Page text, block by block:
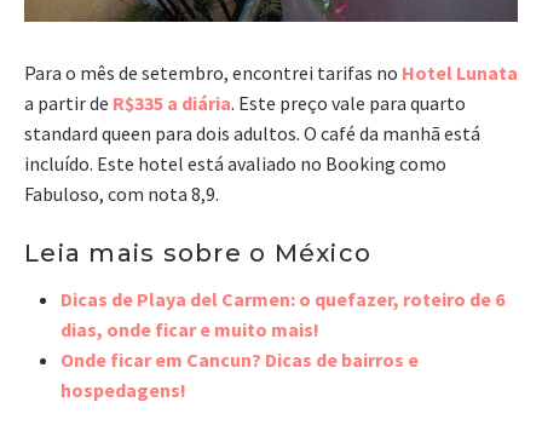
Para o mês de setembro, encontrei tarifas no Hotel Lunata
a partir de R$335 a diária. Este preço vale para quarto
standard queen para dois adultos. O café da manhã está
incluído. Este hotel está avaliado no Booking como
Fabuloso, com nota 8,9.
Leia mais sobre o México
Dicas de Playa del Carmen: o quefazer, roteiro de 6
dias, onde ficar e muito mais!
Onde ficar em Cancun? Dicas de bairros e
hospedagens!